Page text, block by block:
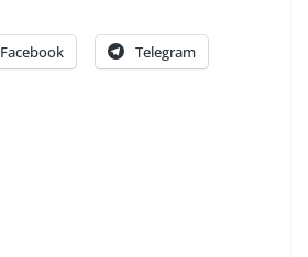
Facebook Telegram